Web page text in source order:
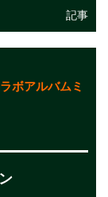
記事
ボアルバムミ